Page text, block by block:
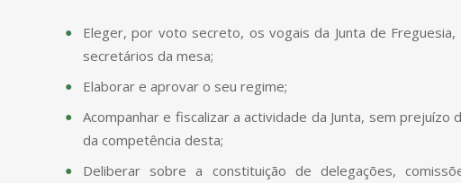
Eleger, por voto secreto, os vogais da Junta de
secretários da mesa;
Elaborar e aprovar o seu regime;
Acompanhar e fiscalizar a actividade da Junta, sem prejuízo
da competência desta;
Deliberar sobre a constituição de delegações,